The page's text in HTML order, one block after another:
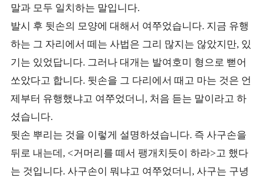
말과 모두 일치하는 말입니다.
발시 후 뒷손의 모양에 대해서 여쭈었습니다. 지금 유행
하는 그 자리에서 떼는 사법은 그리 많지는 않았지만, 있
기는 있었답니다. 그러나 대개는 발여호미 형으로 뻗어
쏘았다고 합니다. 뒷손을 그 다리에서 때고 마는 것은 언
제부터 유행했냐고 여쭈었더니, 처음 듣는 말이라고 하
셨습니다.
뒷손 뿌리는 것을 이렇게 설명하셨습니다. 즉 사구손을
뒤로 내는데, <거머리를 떼서 팽개치듯이 하라>고 했다
는 것입니다. 사구손이 뭐냐고 여쭈었더니, 사구는 구녕